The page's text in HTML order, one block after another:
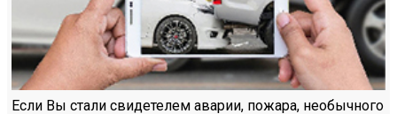
Если Вы стали свидетелем аварии, пожара, необычного